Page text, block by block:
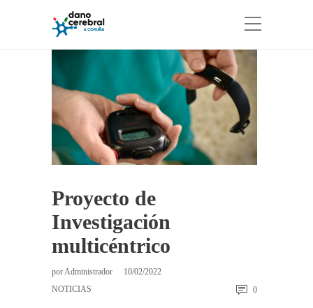
Proyecto de
Investigación
multicéntrico
porAdministrador
10/02/2022
NOTICIAS
0